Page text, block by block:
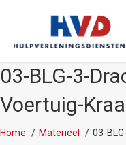
03-BLG-3-
Voertuig-
Home Materieel 03-